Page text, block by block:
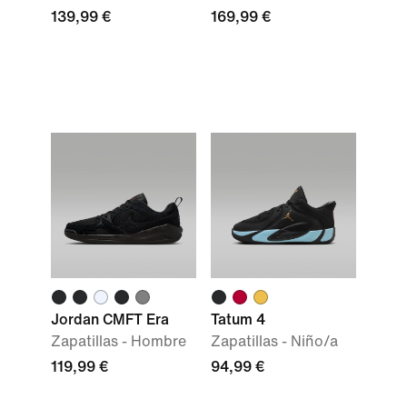
139,99 €
169,99 €
Jordan CMFT Era
Zapatillas - Hombre
119,99 €
Tatum 4
Zapatillas - Niño/a
94,99 €